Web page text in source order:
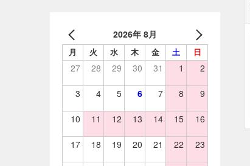
2026年 8月
月 火 水 木 金 土 日
27 28 29 30 31 1 2
3 4 5 6 7 8 9
10 11 12 13 14 15 16
17 18 19 20 21 22 23